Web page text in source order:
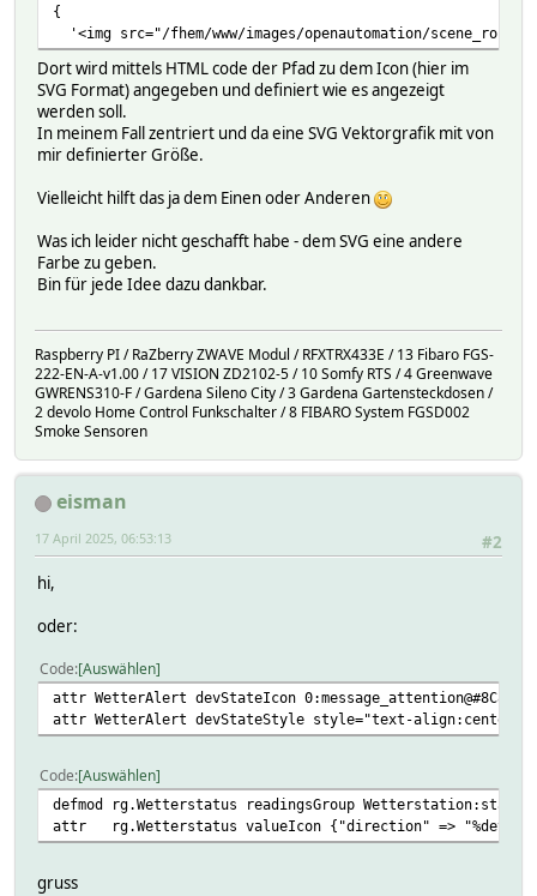
{
'<img src="/fhem/www/images/openautomation/
Dort wird mittels HTML code der Pfad zu dem Icon (hier im
SVG Format) angegeben und definiert wie es angezeigt
werden soll.
In meinem Fall zentriert und da eine SVG Vektorgrafik mit von
mir definierter Größe.
Vielleicht hilft das ja dem Einen oder Anderen
Was ich leider nicht geschafft habe - dem SVG eine andere
Farbe zu geben.
Bin für jede Idee dazu dankbar.
Raspberry PI / RaZberry ZWAVE Modul / RFXTRX433E / 13 Fibaro FGS-
222-EN-A-v1.00 / 17 VISION ZD2102-5 / 10 Somfy RTS / 4 Greenwave
GWRENS310-F / Gardena Sileno City / 3 Gardena Gartensteckdosen /
2 devolo Home Control Funkschalter / 8 FIBARO System FGSD002
Smoke Sensoren
eisman
#2
17 April 2025, 06:53:13
hi,
oder:
Code Auswählen
attr WetterAlert devStateIcon 0:message_attention@#8C8C8C
attr WetterAlert devStateStyle style="text-
Code Auswählen
defmod rg.Wetterstatus readingsGroup
attr rg.Wetterstatus valueIcon {"direction" =>
gruss